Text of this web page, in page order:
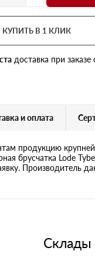
КУПИТЬ В 1 КЛИК
доставка при заказе
и оплата
продукцию
брусчатка Lode
Производитель
Склады